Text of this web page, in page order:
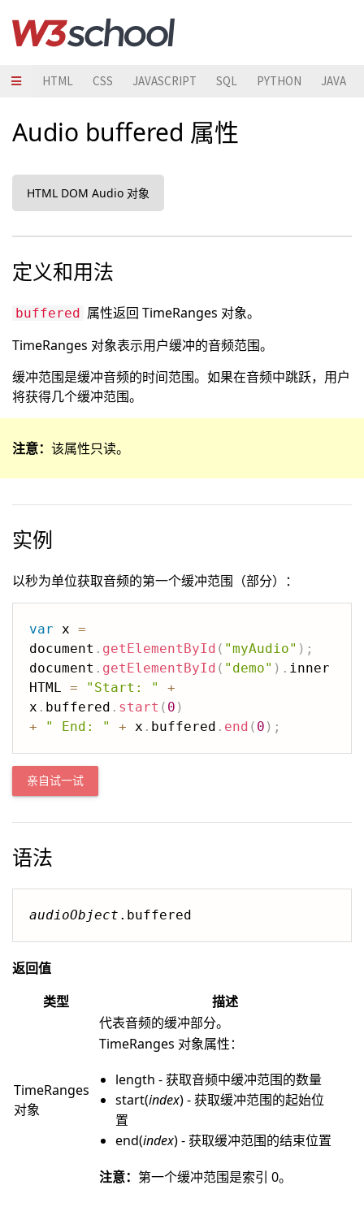
HTML CSS JAVASCRIPT SQL PYTHON JAVA
Audio buffered 属性
HTML DOM Audio 对象
定义和用法
buffered 属性返回 TimeRanges 对象。
TimeRanges 对象表示用户缓冲的音频范围。
缓冲范围是缓冲音频的时间范围。如果在音频中跳跃，用户
将获得几个缓冲范围。
注意： 该属性只读。
实例
以秒为单位获取音频的第一个缓冲范围（部分）：
var x =
document . getElementById ( "myAudio" ) ;
document . getElementById ( "demo" ) . inner
HTML = "Start: "
+
x . buffered . start ( 0 )
+
" End: " + x . buffered . end ( 0 ) ;
亲自试一试
语法
audioObject .buffered
返回值
类型
描述
TimeRanges
对象
代表音频的缓冲部分。
TimeRanges 对象属性：
length - 获取音频中缓冲范围的数量
start(index) - 获取缓冲范围的起始位
置
end(index) - 获取缓冲范围的结束位置
注意： 第一个缓冲范围是索引 0。